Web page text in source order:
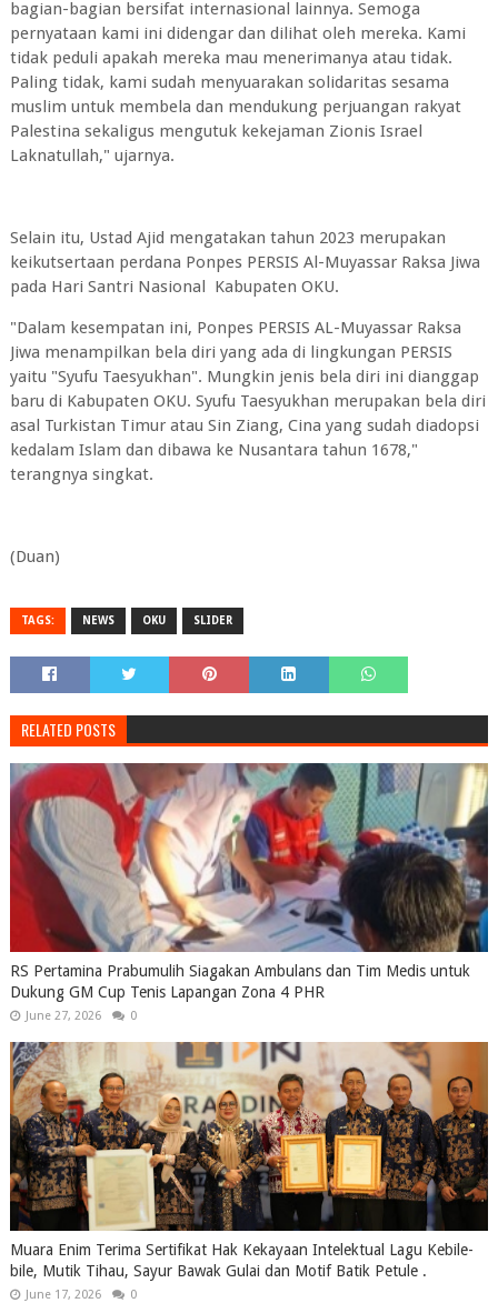
bagian-bagian bersifat internasional lainnya. Semoga
pernyataan kami ini didengar dan dilihat oleh mereka. Kami
tidak peduli apakah mereka mau menerimanya atau tidak.
Paling tidak, kami sudah menyuarakan solidaritas sesama
muslim untuk membela dan mendukung perjuangan rakyat
Palestina sekaligus mengutuk kekejaman Zionis Israel
Laknatullah," ujarnya.
Selain itu, Ustad Ajid mengatakan tahun 2023 merupakan
keikutsertaan perdana Ponpes PERSIS Al-Muyassar Raksa Jiwa
pada Hari Santri Nasional Kabupaten OKU.
"Dalam kesempatan ini, Ponpes PERSIS AL-Muyassar Raksa
Jiwa menampilkan bela diri yang ada di lingkungan PERSIS
yaitu "Syufu Taesyukhan". Mungkin jenis bela diri ini dianggap
baru di Kabupaten OKU. Syufu Taesyukhan merupakan bela diri
asal Turkistan Timur atau Sin Ziang, Cina yang sudah diadopsi
kedalam Islam dan dibawa ke Nusantara tahun 1678,"
terangnya singkat.
(Duan)
TAGS: NEWS OKU SLIDER
RELATED POSTS
RS Pertamina Prabumulih Siagakan Ambulans dan Tim Medis untuk
Dukung GM Cup Tenis Lapangan Zona 4 PHR
June 27, 2026 0
Muara Enim Terima Sertifikat Hak Kekayaan Intelektual Lagu Kebile-
bile, Mutik Tihau, Sayur Bawak Gulai dan Motif Batik Petule .
June 17, 2026 0